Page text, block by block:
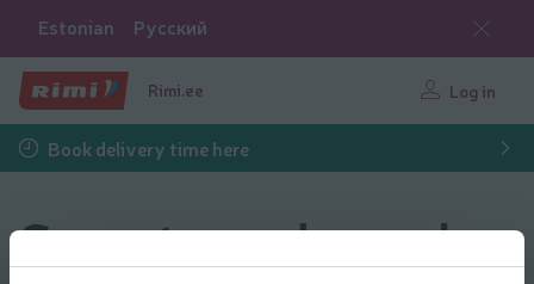
Estonian Русский
Rimi.ee Log in
Book delivery time here
Sweets and snacks